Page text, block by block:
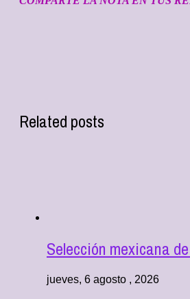
Related posts
Selección mexicana
jueves, 6 agosto , 2026